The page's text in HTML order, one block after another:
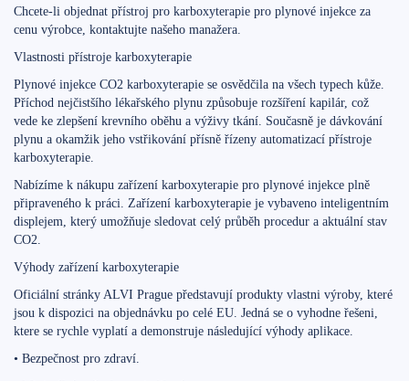
Chcete-li objednat přístroj pro karboxyterapie pro plynové injekce za
cenu výrobce, kontaktujte našeho manažera.
Vlastnosti přístroje karboxyterapie
Plynové injekce CO2 karboxyterapie se osvědčila na všech typech kůže.
Příchod nejčistšího lékařského plynu způsobuje rozšíření kapilár, což
vede ke zlepšení krevního oběhu a výživy tkání. Současně je dávkování
plynu a okamžik jeho vstřikování přísně řízeny automatizací přístroje
karboxyterapie.
Nabízíme k nákupu zařízení karboxyterapie pro plynové injekce plně
připraveného k práci. Zařízení karboxyterapie je vybaveno inteligentním
displejem, který umožňuje sledovat celý průběh procedur a aktuální stav
CO2.
Výhody zařízení karboxyterapie
Oficiální stránky ALVI Prague představují produkty vlastni výroby, které
jsou k dispozici na objednávku po celé EU. Jedná se o vyhodne řešeni,
ktere se rychle vyplatí a demonstruje následující výhody aplikace.
• Bezpečnost pro zdraví.